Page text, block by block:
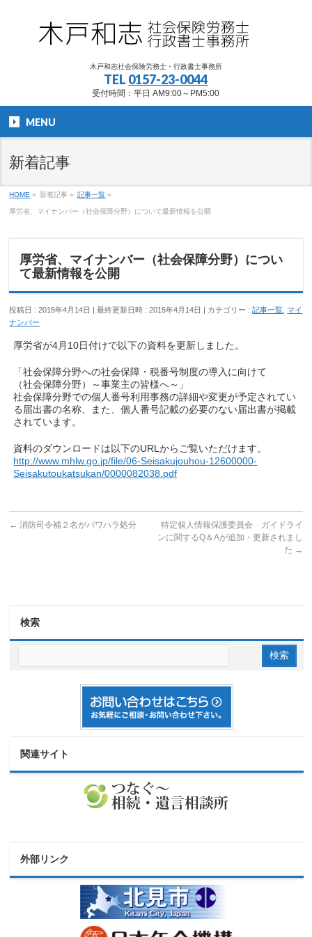
木戸和志社会保険労務士・行政書士事務所
TEL 0157-23-0044
受付時間：平日 AM9:00～PM5:00
MENU
新着記事
HOME » 新着記事 » 記事一覧 »
厚労省、マイナンバー（社会保障分野）について最新情報を公開
厚労省、マイナンバー（社会保障分野）につい
て最新情報を公開
投稿日 : 2015年4月14日 最終更新日時 : 2015年4月14日 カテゴリー :記事一覧 マイ
ナンバー
厚労省が4月10日付けで以下の資料を更新しました。
「社会保障分野への社会保障・税番号制度の導入に向けて
（社会保障分野）～事業主の皆様へ～」
社会保障分野での個人番号利用事務の詳細や変更が予定されてい
る届出書の名称、また、個人番号記載の必要のない届出書が掲載
されています。
資料のダウンロードは以下のURLからご覧いただけます。
http://www.mhlw.go.jp/file/06-Seisakujouhou-12600000-
Seisakutoukatsukan/0000082038.pdf
← 消防司令補２名がパワハラ処分
特定個人情報保護委員会 ガイドライ
ンに関するQ＆Aが追加・更新されまし
た →
検索
関連サイト
外部リンク